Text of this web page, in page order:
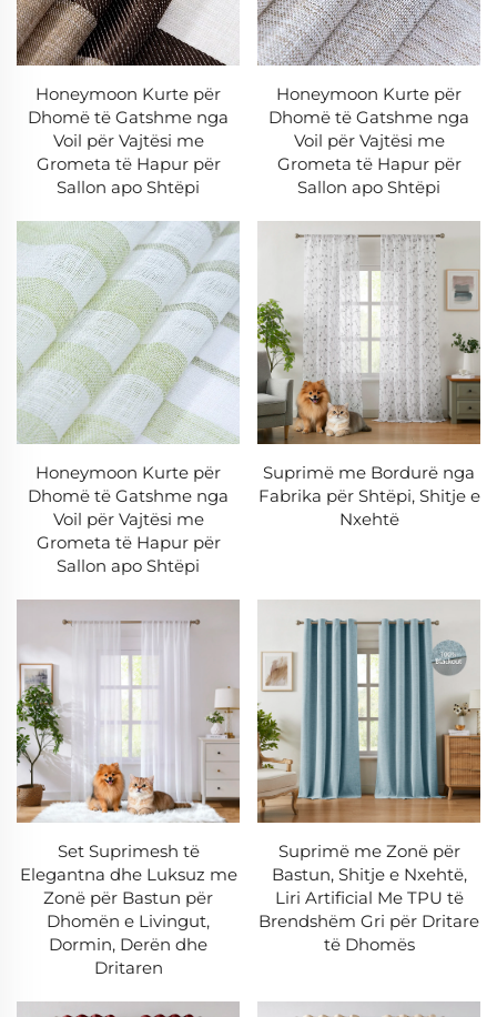
Koleksionet e Jardhëve Tanë
1. Jardha të errëta
Jardhat e errët premium të neve kanë këto
karakteristika:
-Teknologji triplyerëse me shtresë të brendshme për
-Veti për zvogëlimin e zhurmës (deri në 40% thithje
zanore)
-Izolim termik (bllokon 85-99% të dritës dhe rrezet UV)
-Krahe të peshuara për varje perfekte
-Opsione të kategorisë shtëpiake në dispozicion
2. Kurte për Filtrimin e Dritës së Lehtë
-Lënda mbrojtëse nga rrezet UV (bllokon 70-90% të
rrezeve të dëmshme)
-Teknologji për zvogëlimin e shkëlqimit
-Rregullim i temperaturës me eficiencë energetike
-Lënda e rezistente ndaj shtypjes mbajnë pamjen e
freskët
3. Kurte të Holla
Ngrije hapësirën tënde me elegancë të butë:
-Skaje me përpunim në dorë për detaje të luksit
-Formulime të veçanta të lëkurës për kthesa perfekte
-Stohe rezistente ndaj UV-ës që kundërvihen ngjyrës
së verdhë
-Opsione rezistente ndaj lagështirës për klima të
lagështa
Honeymoon Kurte për
Dhomë të Gatshme nga
Voil për Vajtësi me
Grometa të Hapur për
Sallon apo Shtëpi
Honeymoon Kurte për
Dhomë të Gatshme nga
Voil për Vajtësi me
Grometa të Hapur për
Sallon apo Shtëpi
Honeymoon Kurte për
Dhomë të Gatshme nga
Voil për Vajtësi me
Grometa të Hapur për
Sallon apo Shtëpi
Suprimë me Bordurë nga
Fabrika për Shtëpi, Shitje e
Nxehtë
Set Suprimesh të
Elegantna dhe Luksuz me
Zonë për Bastun për
Dhomën e Livingut,
Dormin, Derën dhe
Dritaren
Suprimë me Zonë për
Bastun, Shitje e Nxehtë,
Liri Artificial Me TPU të
Brendshëm Gri për Dritare
të Dhomës